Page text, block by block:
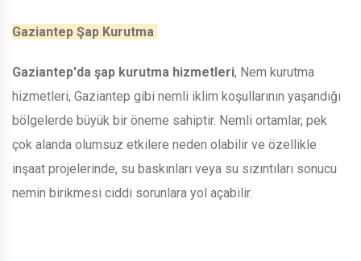
Gaziantep Şap Kurutma
Gaziantep'da şap kurutma hizmetleri, Nem kurutma
hizmetleri, Gaziantep gibi nemli iklim koşullarının yaşandığı
bölgelerde büyük bir öneme sahiptir. Nemli ortamlar, pek
çok alanda olumsuz etkilere neden olabilir ve özellikle
inşaat projelerinde, su baskınları veya su sızıntıları sonucu
nemin birikmesi ciddi sorunlara yol açabilir.